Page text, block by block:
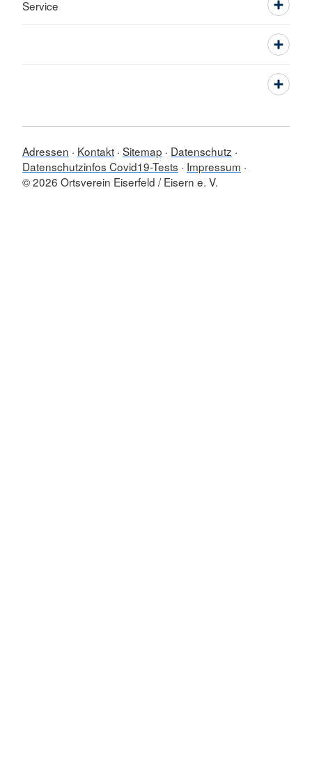
Service
Adressen Kontakt Sitemap
Datenschutz
Datenschutzinfos Covid19-Tests
Impressum
© 2026 Ortsverein Eiserfeld / Eisern e. V.